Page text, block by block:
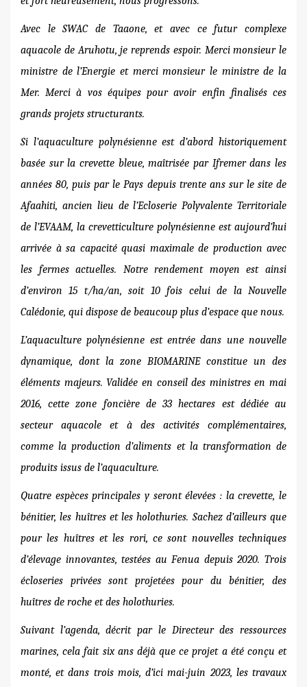
Avec le SWAC de Taaone, et avec ce futur complexe
aquacole de Aruhotu, je reprends espoir. Merci monsieur le
ministre de l’Energie et merci monsieur le ministre de la
Mer. Merci à vos équipes pour avoir enfin finalisés ces
grands projets structurants.
Si l’aquaculture polynésienne est d’abord historiquement
basée surla crevette bleue, maîtriséepar Ifremer dans les
années 80, puispar le Pays depuis trente ans sur le site de
Afaahiti, ancien lieu de l’Ecloserie Polyvalente Territoriale
de l’EVAAM, la crevetticulture polynésienne est aujourd’hui
arrivée à sa capacité quasi maximale de production avec
les fermes actuelles. Notrerendement moyen est ainsi
d’environ 15 t/ha/an, soit 10 fois celui de la Nouvelle
Calédonie, qui dispose de beaucoup plus d’espace que nous.
L’aquaculture polynésienne est entrée dans une nouvelle
dynamique, dont la zone BIOMARINE constitue un des
éléments majeurs. Validée en conseil des ministres en mai
2016, cette zone foncière de 33 hectares est dédiée au
secteur aquacole et à des activités complémentaires,
comme la production d’aliments et la transformation de
produits issus de l’aquaculture.
Quatre espèces principales y seront élevées : la crevette, le
bénitier, les huîtres et les holothuries. Sachez d’ailleurs que
pour les huîtres et les rori, ce sont nouvellestechniques
d’élevage innovantes, testées au Fenua depuis 2020. Trois
écloseries privéessont projetées pour du bénitier, des
huîtres de roche et des holothuries.
Suivant l’agenda, décrit par le Directeur des ressources
marines,cela fait six ans déjà que ce projet a été conçu et
monté, et dans trois mois, d’ici mai-juin 2023, les travaux